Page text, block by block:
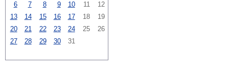
6
7 8 9 10 11
12
13
14 15 16 17 18
19
20
21 22 23 24 25
26
27
28 29 30 31